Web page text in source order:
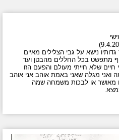
נישא על גבי הצלילים מאיים
מתפשט בכל החללים מהבטן ועד
חיים שלא חייתי מעולם והפעם הזו
ואני מגלה שאני באמת אוהב אני אוהב
מאושר או לבכות משמחה שמה